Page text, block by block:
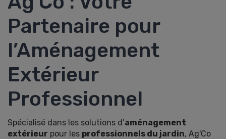
Partenaire pour
l’Aménagement
Extérieur
Professionnel
Spécialisé dans les solutions d’aménagement
extérieur pour les professionnels du jardin, Ag'Co